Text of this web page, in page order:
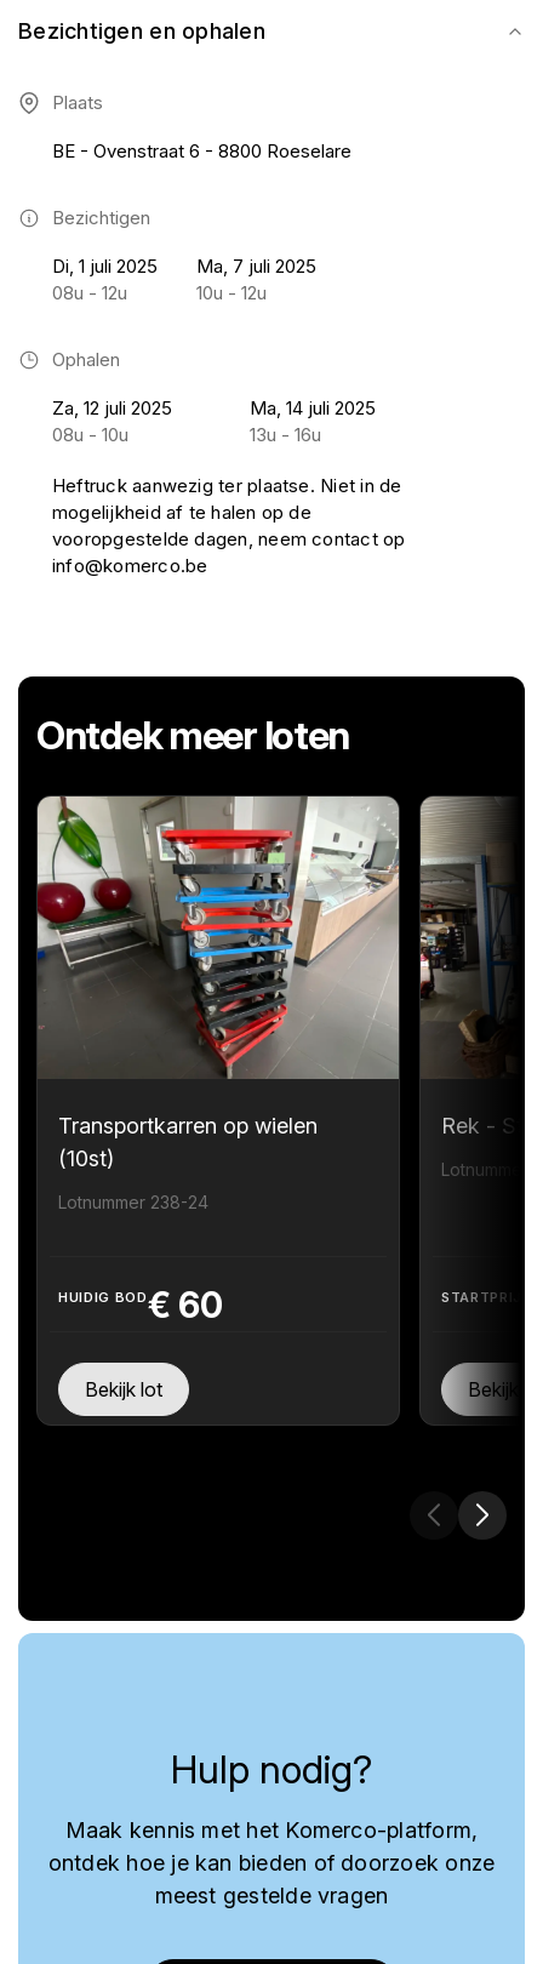
Bezichtigen en ophalen
Plaats
BE - Ovenstraat 6 - 8800 Roeselare
Bezichtigen
Di, 1 juli 2025
08u - 12u
Ma, 7 juli 2025
10u - 12u
Ophalen
Za, 12 juli 2025
08u - 10u
Ma, 14 juli 2025
13u - 16u
Heftruck aanwezig ter plaatse. Niet in de
mogelijkheid af te halen op de
vooropgestelde dagen, neem contact op
info@komerco.be
Ontdek meer loten
Transportkarren op wielen
(10st)
Lotnummer 238-24
HUIDIG BOD€ 60
Bekijk lot
Rek -
Lotnummer
STARTPRIJS
Bekijk
Hulp nodig?
Maak kennis met het Komerco-platform,
ontdek hoe je kan bieden of doorzoek onze
meest gestelde vragen